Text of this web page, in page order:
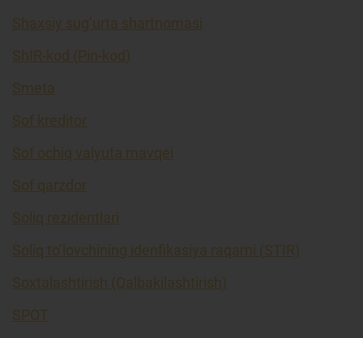
Shaxsiy sug’urta shartnomasi
ShIR-kod (Pin-kod)
Smeta
Sof kreditor
Sof ochiq valyuta mavqei
Sof qarzdor
Soliq rezidentlari
Soliq to’lovchining idenfikasiya raqami (STIR)
Soxtalashtirish (Qalbakilashtirish)
SPOT